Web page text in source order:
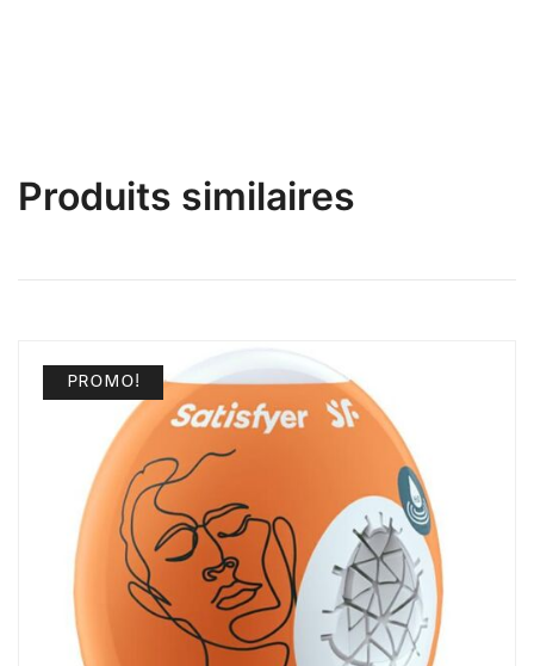
Produits similaires
PROMO!